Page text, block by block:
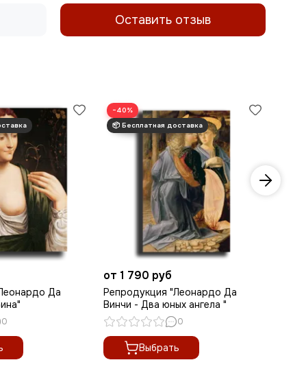
Оставить отзыв
Да
0
−40%
от 1 790 руб
Репродукция "Леонардо Да
Винчи - Два юных ангела "
0
Выбрать